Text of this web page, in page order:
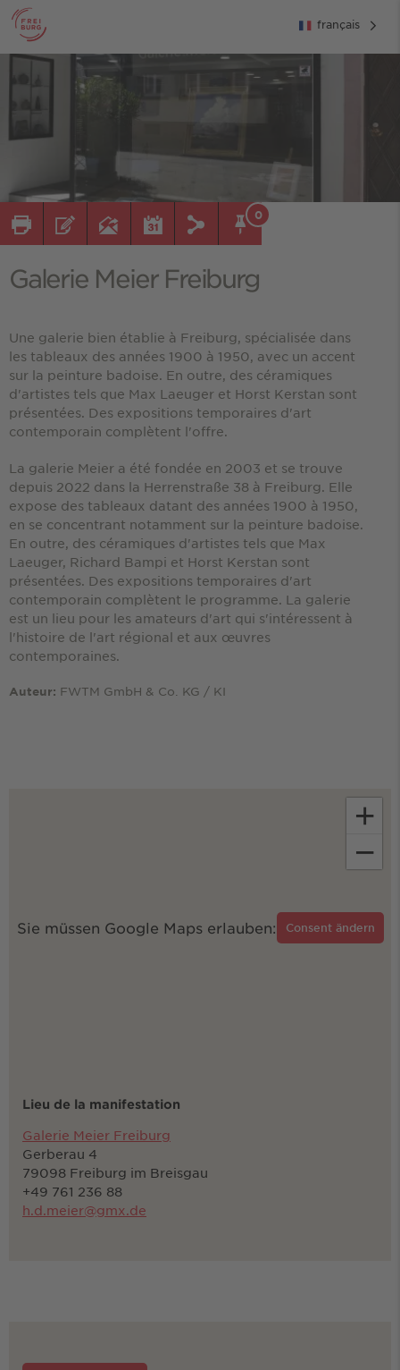
français
0
Galerie Meier Freiburg
Une galerie bien établie à Freiburg, spécialisée dans
les tableaux des années 1900 à 1950, avec un accent
sur la peinture badoise. En outre, des céramiques
d'artistes tels que Max Laeuger et Horst Kerstan sont
présentées. Des expositions temporaires d'art
contemporain complètent l'offre.
La galerie Meier a été fondée en 2003 et se trouve
depuis 2022 dans la Herrenstraße 38 à Freiburg. Elle
expose des tableaux datant des années 1900 à 1950,
en se concentrant notamment sur la peinture badoise.
En outre, des céramiques d'artistes tels que Max
Laeuger, Richard Bampi et Horst Kerstan sont
présentées. Des expositions temporaires d'art
contemporain complètent le programme. La galerie
est un lieu pour les amateurs d'art qui s'intéressent à
l'histoire de l'art régional et aux œuvres
contemporaines.
Auteur: FWTM GmbH & Co. KG / KI
Sie müssen Google Maps erlauben: Consent ändern
+
−
Lieu de la manifestation
Galerie Meier Freiburg
Gerberau 4
79098 Freiburg im Breisgau
+49 761 236 88
h.d.meier@gmx.de